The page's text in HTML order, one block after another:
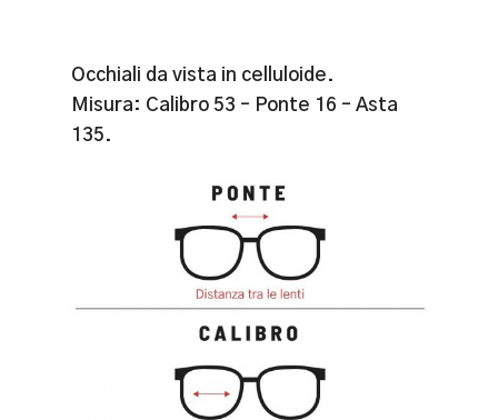
Occhiali da vista in celluloide.
Misura: Calibro 53 – Ponte 16 – Asta
135.